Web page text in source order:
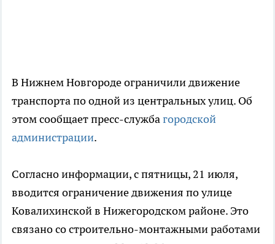
В Нижнем Новгороде ограничили движение
транспорта по одной из центральных улиц. Об
этом сообщает пресс-службагородской
администрации.
Согласно информации, с пятницы, 21 июля,
вводится ограничение движения по улице
Ковалихинской в Нижегородском районе. Это
связано со строительно-монтажными работами